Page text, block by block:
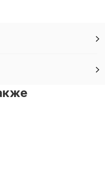
поверхности вашей кожи,
и регулирует